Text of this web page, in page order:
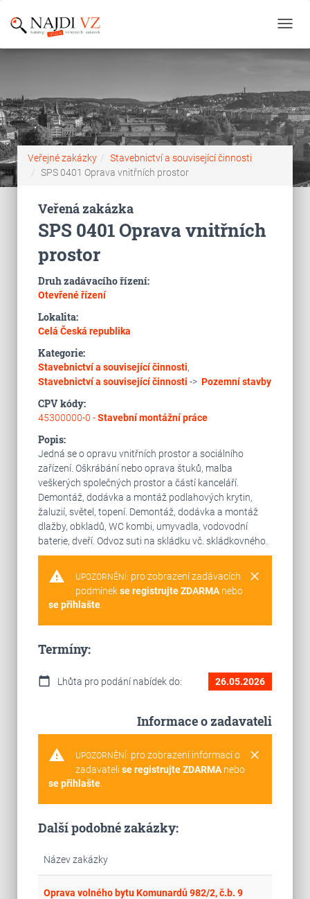
Veřejné zakázky
Stavebnictví a související činnosti
SPS 0401 Oprava vnitřních prostor
Veřená zakázka
SPS 0401 Oprava vnitřních
prostor
Druh zadávacího řízení:
Otevřené řízení
Lokalita:
Celá Česká republika
Kategorie:
Stavebnictví a související činnosti,
Stavebnictví a související činnosti -> Pozemní stavby
CPV kódy:
45300000-0 -Stavební montážní práce
Popis:
Jedná se o opravu vnitřních prostor a sociálního
zařízení. Oškrábání nebo oprava štuků, malba
veškerých společných prostor a částí kanceláří.
Demontáž, dodávka a montáž podlahových krytin,
žaluzií, světel, topení. Demontáž, dodávka a montáž
dlažby, obkladů, WC kombi, umyvadla, vodovodní
baterie, dveří. Odvoz suti na skládku vč. skládkovného.
warning clear
UPOZORNĚNÍ: pro zobrazení zadávacích
podmínekse registrujte ZDARMAnebo
se přihlašte.
Termíny:
calendar_today Lhůta pro podání nabídek do: 26.05.2026
Informace o zadavateli
warning clear
UPOZORNĚNÍ: pro zobrazení informací o
zadavateli se registrujte ZDARMAnebo
se přihlašte.
Další podobné zakázky:
Název zakázky
Oprava volného bytu Komunardů 982/2, č.b. 9